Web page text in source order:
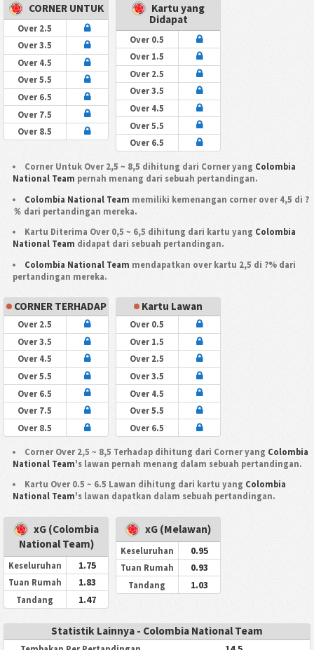
CORNER UNTUK
Over 2.5
Over 3.5
Over 4.5
Over 5.5
Over 6.5
Over 7.5
Over 8.5
Kartu yang
Didapat
Over 0.5
Over 1.5
Over 2.5
Over 3.5
Over 4.5
Over 5.5
Over 6.5
Corner Untuk Over 2,5 ~ 8,5 dihitung dari Corner yang Colombia
National Team pernah menang dari sebuah pertandingan.
Colombia National Team memiliki kemenangan corner over 4,5 di ?
％ dari pertandingan mereka.
Kartu Diterima Over 0,5 ~ 6,5 dihitung dari kartu yang Colombia
National Team didapat dari sebuah pertandingan.
Colombia National Team mendapatkan over kartu 2,5 di ?% dari
pertandingan mereka.
CORNER TERHADAP
Over 2.5
Over 3.5
Over 4.5
Over 5.5
Over 6.5
Over 7.5
Over 8.5
Kartu Lawan
Over 0.5
Over 1.5
Over 2.5
Over 3.5
Over 4.5
Over 5.5
Over 6.5
Corner Over 2,5 ~ 8,5 Terhadap dihitung dari Corner yang Colombia
National Team's lawan pernah menang dalam sebuah pertandingan.
Kartu Over 0.5 ~ 6.5 Lawan dihitung dari kartu yang Colombia
National Team's lawan dapatkan dalam sebuah pertandingan.
xG (Colombia
National Team)
Keseluruhan 1.75
Tuan Rumah 1.83
Tandang 1.47
xG (Melawan)
Keseluruhan 0.95
Tuan Rumah 0.93
Tandang 1.03
Statistik Lainnya - Colombia National Team